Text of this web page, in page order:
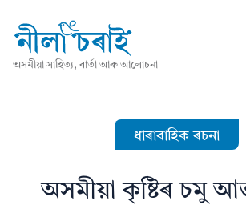
অসমীয়া সাহিত্য, বাৰ্তা আৰু আলোচনা
ধাৰাবাহিক ৰচনা
অসমীয়া কৃষ্টিৰ চমু